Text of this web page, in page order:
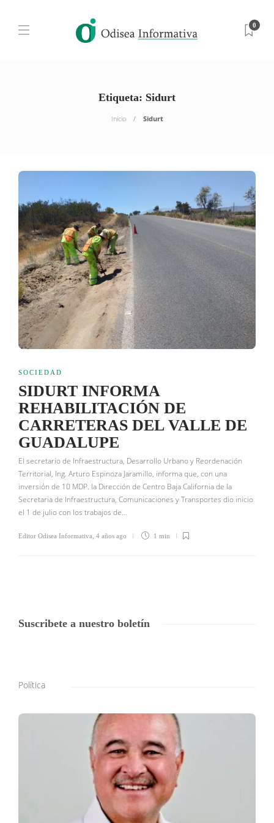
0
Etiqueta: Sidurt
Inicio Sidurt
SOCIEDAD
SIDURT INFORMA
REHABILITACIÓN DE
CARRETERAS DEL VALLE DE
GUADALUPE
El secretario de Infraestructura, Desarrollo Urbano y Reordenación
Territorial, Ing. Arturo Espinoza Jaramillo, informa que, con una
inversión de 10 MDP. la Dirección de Centro Baja California de la
Secretaria de Infraestructura, Comunicaciones y Transportes dio inicio
el 1 de julio con los trabajos de…
Editor Odisea Informativa 4 años ago 1 min
Suscribete a nuestro boletín
Política